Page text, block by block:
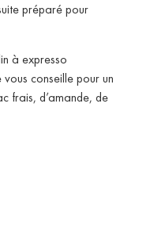
préparé pour
à expresso
conseille pour un
frais, d’amande, de